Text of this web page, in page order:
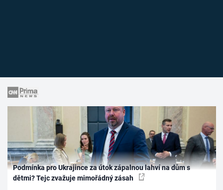
Podmínka pro Ukrajince za útok zápalnou lahví na dům s
dětmi? Tejc zvažuje mimořádný zásah